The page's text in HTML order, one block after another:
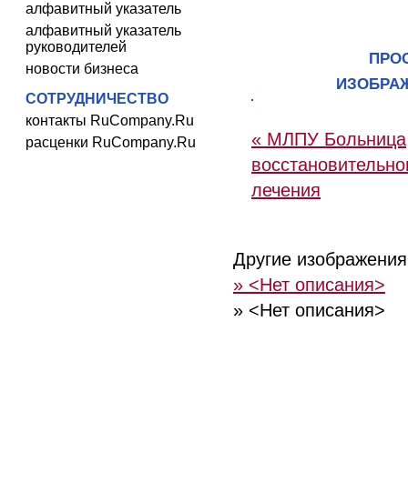
алфавитный указатель
алфавитный указатель
руководителей
новости бизнеса
СОТРУДНИЧЕСТВО
контакты RuCompany.Ru
расценки RuCompany.Ru
« МЛПУ Больница
лечения
Другие
» <Нет описания>
» <Нет описания>